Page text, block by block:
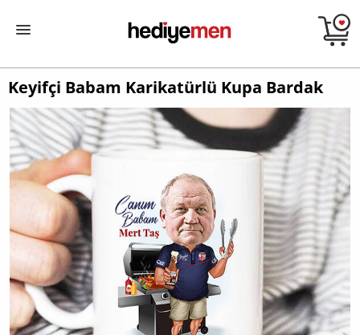
Keyifçi Babam Karikatürlü Kupa Bardak